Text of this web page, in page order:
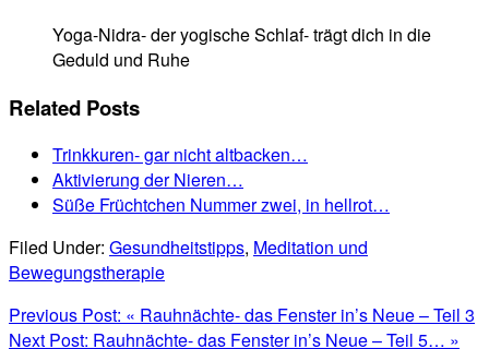
Yoga-Nidra- der yogische Schlaf- trägt dich in die
Geduld und Ruhe
Related Posts
Trinkkuren- gar nicht altbacken…
Aktivierung der Nieren…
Süße Früchtchen Nummer zwei, in hellrot…
Filed Under: Gesundheitstipps, Meditation und
Bewegungstherapie
Previous Post: « Rauhnächte- das Fenster in’s Neue – Teil 3
Next Post: Rauhnächte- das Fenster in’s Neue – Teil 5… »